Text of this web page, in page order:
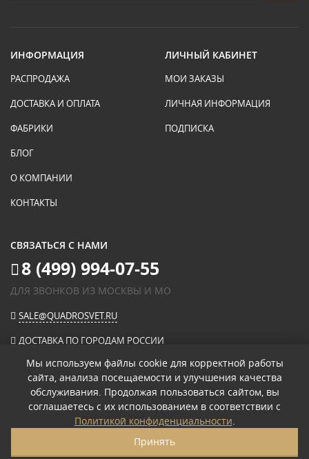
ИНФОРМАЦИЯ
РАСПРОДАЖА
ДОСТАВКА И ОПЛАТА
ФАБРИКИ
БЛОГ
О КОМПАНИИ
КОНТАКТЫ
ЛИЧНЫЙ КАБИНЕТ
МОИ ЗАКАЗЫ
ЛИЧНАЯ ИНФОРМАЦИЯ
ПОДПИСКА
СВЯЗАТЬСЯ С НАМИ
8 (499) 994-07-55
ДЛЯ ЗВОНКОВ ИЗ МОСКВЫ И МО
SALE@QUADROSVET.RU
ДОСТАВКА ПО ГОРОДАМ РОССИИ
ОПЛАЧИВАЙТЕ ПРИ ПОЛУЧЕНИИ
© 2026«КВАДРО СВЕТ» ИНТЕРНЕТ-МАГАЗИН СВЕТИЛЬНИКОВ.
ПОЛИТИКА КОНФИДЕНЦИАЛЬНОСТИ
Мы используем файлы cookie для корректной работы
сайта, анализа посещаемости и улучшения качества
обслуживания. Продолжая пользоваться сайтом, вы
соглашаетесь с их использованием в соответствии с
Политикой конфиденциальности.
Принять